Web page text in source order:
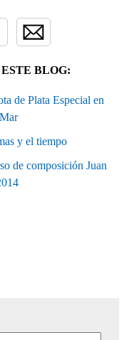
BLOG:
de Plata Especial en
y el tiempo
de composición Juan